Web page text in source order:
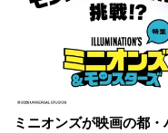
ミニオンズが映画の都